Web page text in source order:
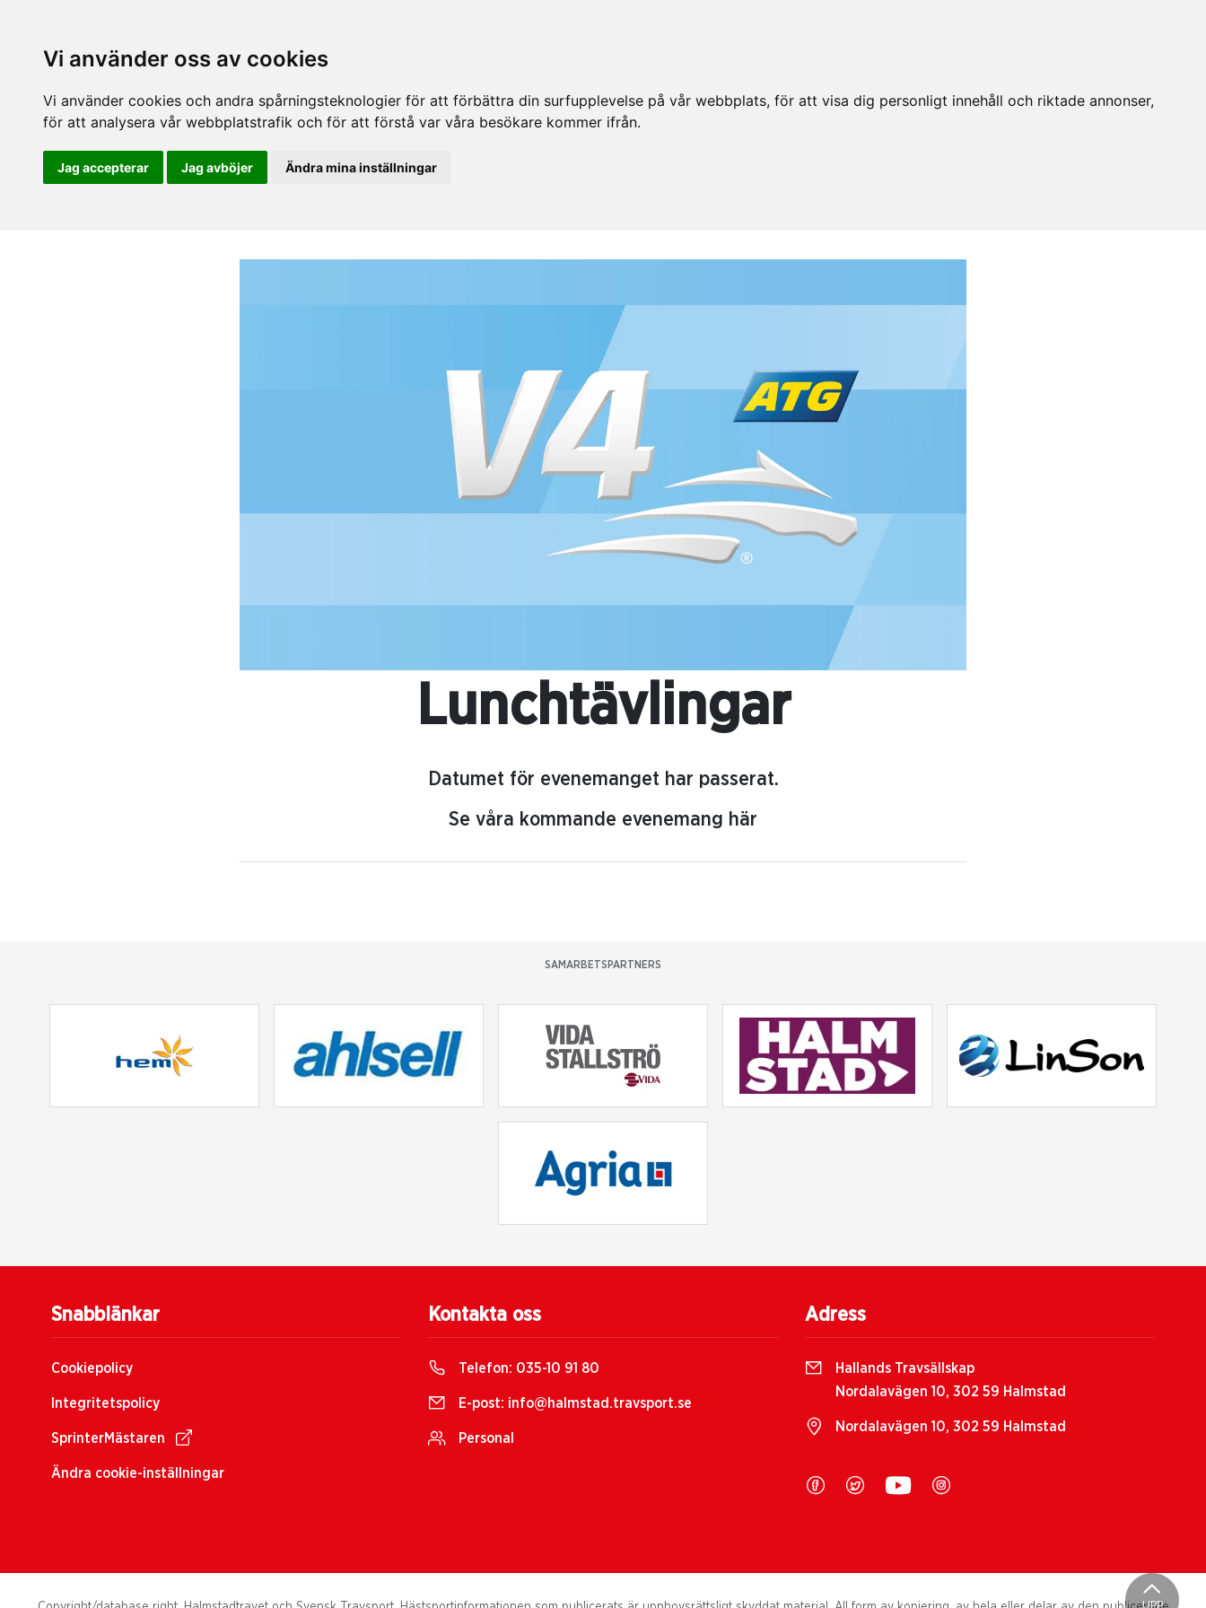
Vi använder oss av cookies
Vi använder cookies och andra spårningsteknologier för att förbättra din surfupplevelse på vår webbplats, för att visa dig personligt innehåll och riktade annonser,
för att analysera vår webbplatstrafik och för att förstå var våra besökare kommer ifrån.
Jag accepterar Jag avböjer Ändra mina inställningar
Lunchtävlingar
Datumet för evenemanget har passerat.
Se våra kommande evenemang här
SAMARBETSPARTNERS
Snabblänkar
Cookiepolicy
Integritetspolicy
SprinterMästaren
Ändra cookie-inställningar
Kontakta oss
Telefon: 035-10 91 80
E-post: info@halmstad.travsport.se
Personal
Adress
Hallands Travsällskap
Nordalavägen 10, 302 59 Halmstad
Nordalavägen 10, 302 59 Halmstad